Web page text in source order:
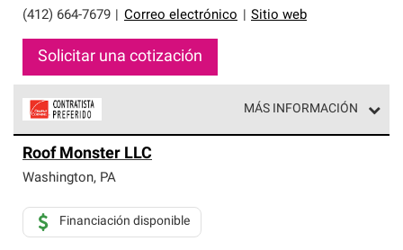
(412) 664-7679 Correo electrónico Sitio web
Solicitar una cotización
MÁS INFORMACIÓN
parte de una red exclusiva de profesionales de techos
que cumplen con altos estándares y requisitos estrictos
Roof Monster LLC
Washington, PA
Financiación disponible